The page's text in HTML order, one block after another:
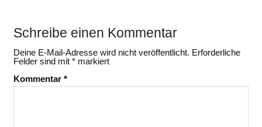
Schreibe einen Kommentar
Deine E-Mail-Adresse wird nicht veröffentlicht. Erforderliche
Felder sind mit *markiert
Kommentar *